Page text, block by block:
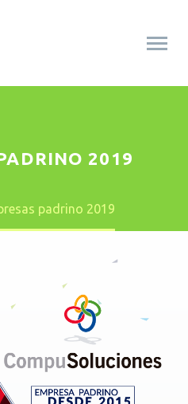
2019
padrino 2019